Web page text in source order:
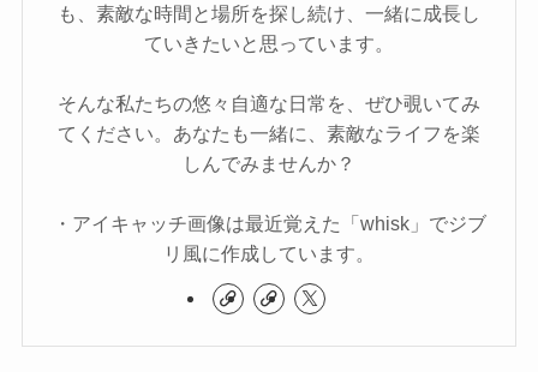
も、素敵な時間と場所を探し続け、一緒に成長し
ていきたいと思っています。
そんな私たちの悠々自適な日常を、ぜひ覗いてみ
てください。あなたも一緒に、素敵なライフを楽
しんでみませんか？
・アイキャッチ画像は最近覚えた「whisk」でジブ
リ風に作成しています。